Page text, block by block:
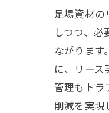
足場資材の
しつつ、
ながりま
に、リー
管理もトラ
削減を実現